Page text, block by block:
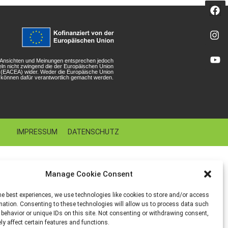
Manage Cookie Consent
best experiences, we use technologies like cookies to store and/or access
Consenting to these technologies will allow us to process data such
or unique IDs on this site. Not consenting or withdrawing consent,
affect certain features and functions.
und Meinungen entsprechen jedoch
nicht zwingend die der Europäischen Union
wider. Weder die Europäische Union
dafür verantwortlich gemacht werden.
IMPRESSUM DATENSCHUTZ